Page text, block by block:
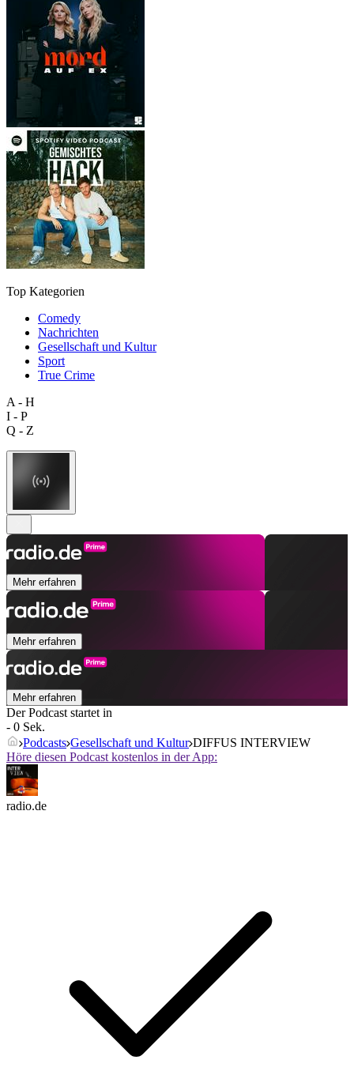
Top Kategorien
Comedy
Nachrichten
Gesellschaft und Kultur
Sport
True Crime
A - H
I - P
Q - Z
Mehr erfahren
Mehr erfahren
Mehr erfahren
Der Podcast startet in
- 0 Sek.
Podcasts Gesellschaft und Kultur DIFFUS INTERVIEW
Höre diesen Podcast kostenlos in der App:
radio.de